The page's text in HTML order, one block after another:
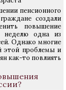
пенсионного
создали
повышение
неделю одна из
Однако многие
этой проблемы и
как-то повлиять